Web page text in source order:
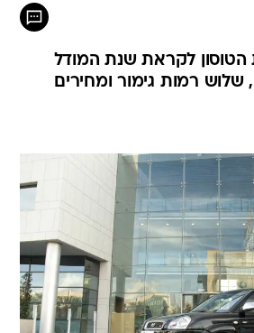
הטוסון לקראת שנת המודל
שלוש רמות גימור ומחירים